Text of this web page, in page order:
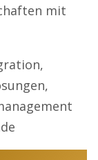
mit